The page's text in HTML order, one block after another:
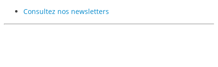
Consultez nos newsletters